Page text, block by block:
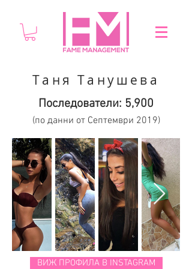
Таня Танушева
Последователи: 5,900
(по данни от Септември 2019)
ВИЖ ПРОФИЛА В INSTAGRAM